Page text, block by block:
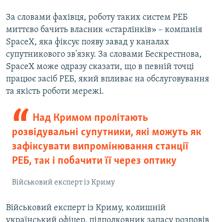
За словами фахівця, роботу таких систем РЕБ
миттєво бачить власник «старлінків» – компанія
SpaceX, яка фіксує появу завад у каналах
супутникового зв'язку. За словами Бескрестнова,
SpaceX може одразу сказати, що в певній точці
працює засіб РЕБ, який впливає на обслуговування
та якість роботи мережі.
Над Кримом пролітають
розвідувальні супутники, які можуть як
зафіксувати випромінювання станції
РЕБ, так і побачити її через оптику
Військовий експерт із Криму
Військовий експерт із Криму, колишній